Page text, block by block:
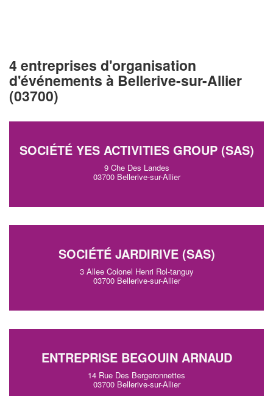
4 entreprises d'organisation
d'événements à Bellerive-sur-Allier
(03700)
SOCIÉTÉ YES ACTIVITIES GROUP (SAS)
9 Che Des Landes
03700 Bellerive-sur-Allier
SOCIÉTÉ JARDIRIVE (SAS)
3 Allee Colonel Henri Rol-tanguy
03700 Bellerive-sur-Allier
ENTREPRISE BEGOUIN ARNAUD
14 Rue Des Bergeronnettes
03700 Bellerive-sur-Allier